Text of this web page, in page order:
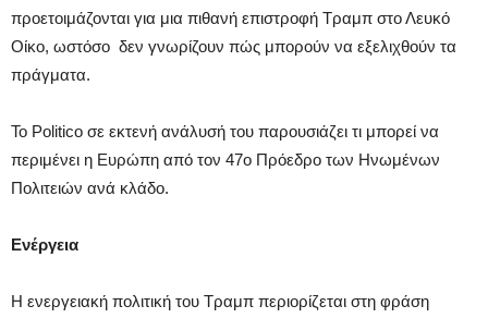
προετοιμάζονται για μια πιθανή επιστροφή Τραμπ στο Λευκό
Οίκο, ωστόσο δεν γνωρίζουν πώς μπορούν να εξελιχθούν τα
πράγματα.
Το Politico σε εκτενή ανάλυσή του παρουσιάζει τι μπορεί να
περιμένει η Ευρώπη από τον 47ο Πρόεδρο των Ηνωμένων
Πολιτειών ανά κλάδο.
Ενέργεια
Η ενεργειακή πολιτική του Τραμπ περιορίζεται στη φράση